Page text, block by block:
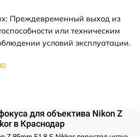
Преждевременный выход из
или техническим
условий эксплуатации.
для объектива Nikon Z
в Краснодар